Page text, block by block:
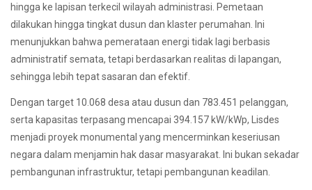
hingga ke lapisan terkecil wilayah administrasi. Pemetaan
dilakukan hingga tingkat dusun dan klaster perumahan. Ini
menunjukkan bahwa pemerataan energi tidak lagi berbasis
administratif semata, tetapi berdasarkan realitas di lapangan,
sehingga lebih tepat sasaran dan efektif.
Dengan target 10.068 desa atau dusun dan 783.451 pelanggan,
serta kapasitas terpasang mencapai 394.157 kW/kWp, Lisdes
menjadi proyek monumental yang mencerminkan keseriusan
negara dalam menjamin hak dasar masyarakat. Ini bukan sekadar
pembangunan infrastruktur, tetapi pembangunan keadilan.